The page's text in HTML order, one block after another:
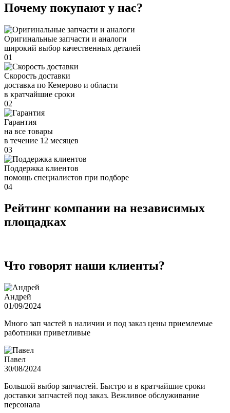
Почему покупают у нас?
Оригинальные запчасти и аналоги
широкий выбор качественных деталей
01
Скорость доставки
доставка по Кемерово и области
в кратчайшие сроки
02
Гарантия
на все товары
в течение 12 месяцев
03
Поддержка клиентов
помощь специалистов при подборе
04
Рейтинг компании на независимых
площадках
Что говорят наши клиенты?
Андрей
01/09/2024
Много зап частей в наличии и под заказ цены приемлемые
работники приветливые
Павел
30/08/2024
Большой выбор запчастей. Быстро и в кратчайшие сроки
доставки запчастей под заказ. Вежливое обслуживание
персонала